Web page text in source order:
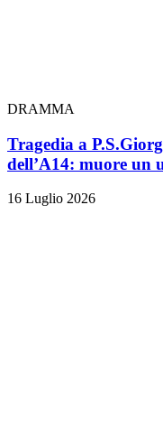
DRAMMA
Tragedia a
dell’A14: muore un
16 Luglio 2026